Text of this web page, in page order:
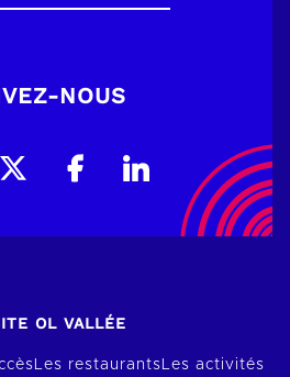
NOUS
OL VALLÉE
Les restaurantsLes activités